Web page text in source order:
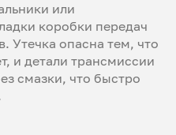
или
коробки передач
Утечка опасна тем, что
и детали трансмиссии
смазки, что быстро